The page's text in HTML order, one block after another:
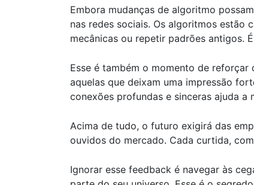
Embora mudanças de algoritmo
nas redes sociais. Os algoritmos estão
mecânicas ou repetir padrões antigos.
Esse é também o momento de reforçar
aquelas que deixam uma impressão
conexões profundas e sinceras ajuda a
Acima de tudo, o futuro exigirá das
ouvidos do mercado. Cada curtida,
Ignorar esse feedback é navegar às